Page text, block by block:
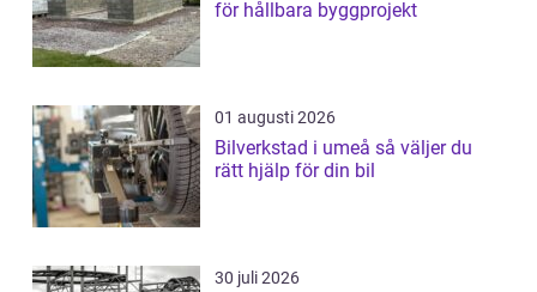
för hållbara byggprojekt
01 augusti 2026
Bilverkstad i umeå så väljer du
rätt hjälp för din bil
30 juli 2026